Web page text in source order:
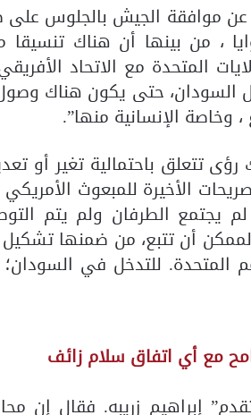
عن موافقة الجيش بالجلوس
، من بينها أن هناك تنسيقا
المتحدة مع الاتحاد
السودان، حتى يكون هناك
الإنسانية منها”.
تتعلق باحتمالية تغير أو
الأخيرة للمبعوث الأمريكي
أسابيع، فإن لم يجتمع الطرفان ولم
أن تتبع، من ضمنها
المتحدة. للتدخل في
مع أي اتفاق سلام زائف
إبراهيم زريبه. فقال إن